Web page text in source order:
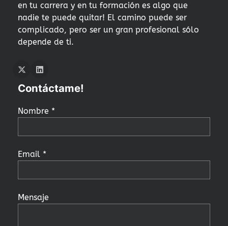
en tu carrera y en tu formación es algo que
nadie te puede quitar! El camino puede ser
complicado, pero ser un gran profesional sólo
depende de ti.
TwitterLInkedIn
Contáctame!
Nombre *
Email *
Mensaje